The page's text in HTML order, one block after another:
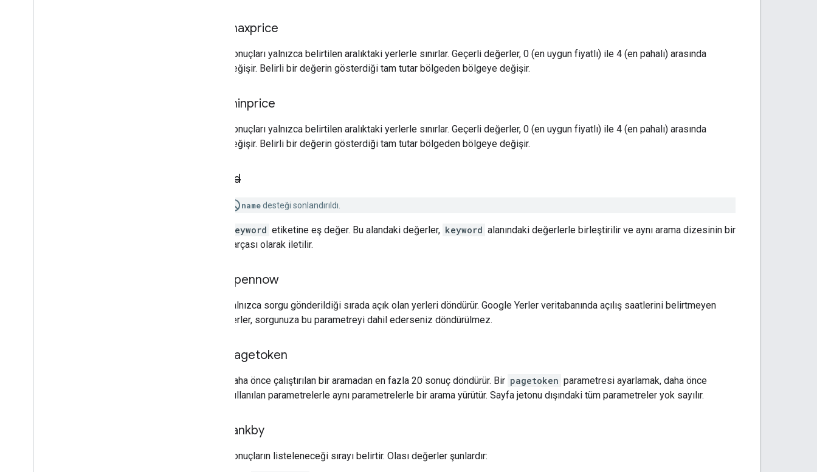
maxprice
Sonuçları yalnızca belirtilen aralıktaki yerlerle sınırlar. Geçerli değerler, 0 (en uygun fiyatlı) ile 4 (en pahalı) arasında
değişir. Belirli bir değerin gösterdiği tam tutar bölgeden bölgeye değişir.
minprice
Sonuçları yalnızca belirtilen aralıktaki yerlerle sınırlar. Geçerli değerler, 0 (en uygun fiyatlı) ile 4 (en pahalı) arasında
değişir. Belirli bir değerin gösterdiği tam tutar bölgeden bölgeye değişir.
ad
namedesteği sonlandırıldı.
keyword etiketine eş değer. Bu alandaki değerler, keyword alanındaki değerlerle birleştirilir ve aynı arama dizesinin bir
parçası olarak iletilir.
opennow
Yalnızca sorgu gönderildiği sırada açık olan yerleri döndürür. Google Yerler veritabanında açılış saatlerini belirtmeyen
yerler, sorgunuza bu parametreyi dahil ederseniz döndürülmez.
pagetoken
Daha önce çalıştırılan bir aramadan en fazla 20 sonuç döndürür. Bir pagetoken parametresi ayarlamak, daha önce
kullanılan parametrelerle aynı parametrelerle bir arama yürütür. Sayfa jetonu dışındaki tüm parametreler yok sayılır.
rankby
Sonuçların listeleneceği sırayı belirtir. Olası değerler şunlardır: